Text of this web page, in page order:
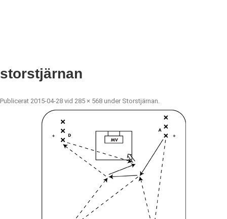
storstjärnan
Publicerat 2015-04-28 vid 285 × 568 under Storstjärnan.